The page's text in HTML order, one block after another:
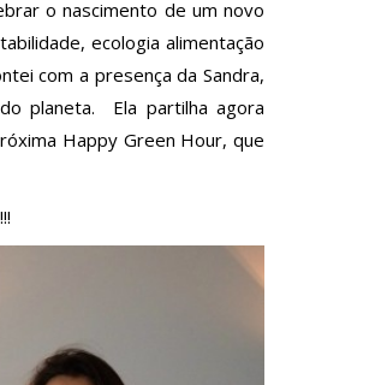
o nascimento de um novo
ecologia alimentação
com a presença da Sandra,
planeta. Ela partilha agora
Happy Green Hour, que